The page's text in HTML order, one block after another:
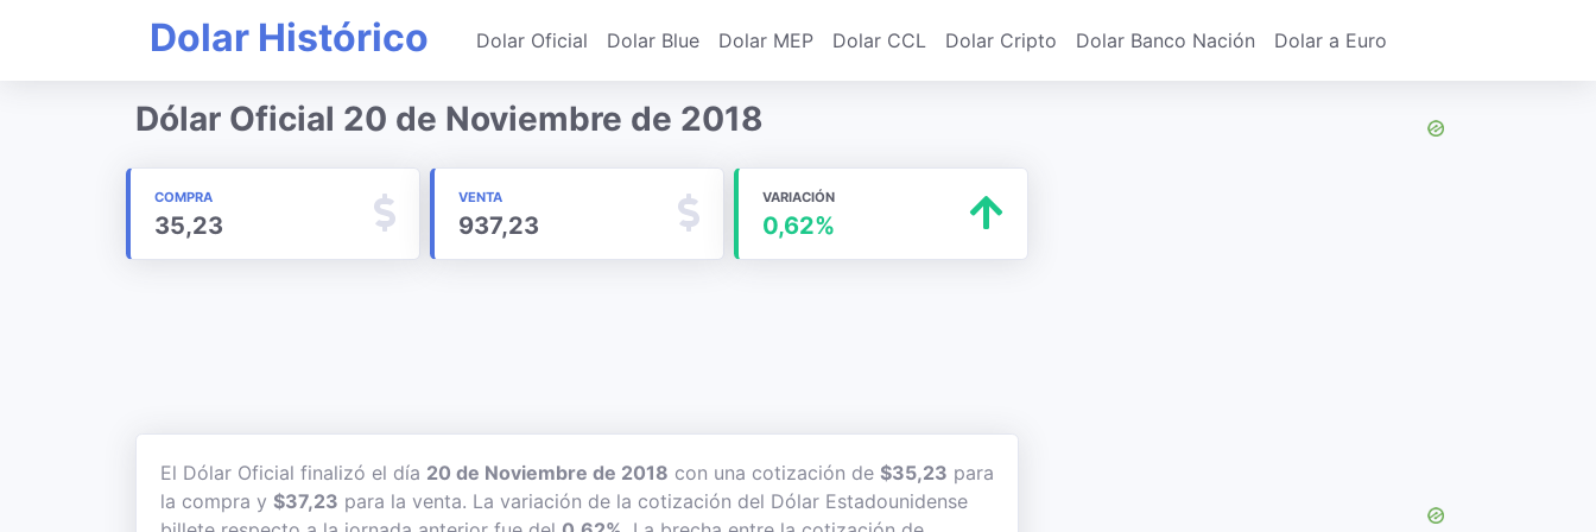
Dolar Histórico Dolar Oficial Dolar Blue Dolar MEP Dolar CCL Dolar Cripto Dolar Banco Nación Dolar a Euro
Dólar Oficial 20 de Noviembre de 2018
COMPRA
35,23
VENTA
937,23
VARIACIÓN
0,62%
El Dólar Oficial finalizó el día 20 de Noviembre de 2018 con una cotización de $35,23 para
la compra y $37,23 para la venta. La variación de la cotización del Dólar Estadounidense